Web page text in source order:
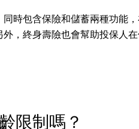
時包含保險和儲蓄兩種功能
，終身壽險也會幫助投保人
限制嗎？